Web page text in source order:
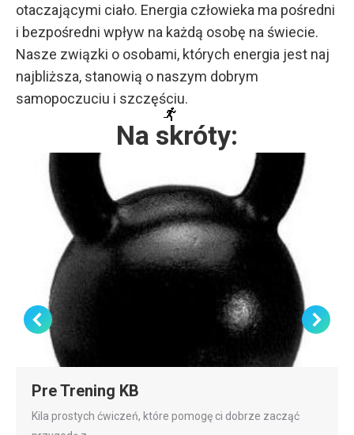
otaczającymi ciało. Energia człowieka ma pośredni
i bezpośredni wpływ na każdą osobę na świecie.
Nasze związki o osobami, których energia jest naj
najbliższa, stanowią o naszym dobrym
samopoczuciu i szczęściu.
Na skróty:
Pre Trening KB
Kila prostych ćwiczeń, które pomogę ci dobrze zacząć